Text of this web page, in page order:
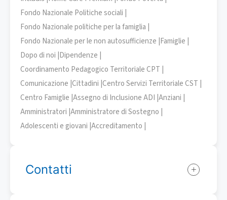
Fondo Nazionale Politiche sociali |
Fondo Nazionale politiche per la famiglia |
Fondo Nazionale per le non autosufficienze | Famiglie |
Dopo di noi | Dipendenze |
Coordinamento Pedagogico Territoriale CPT |
Comunicazione | Cittadini | Centro Servizi Territoriale CST |
Centro Famiglie | Assegno di Inclusione ADI | Anziani |
Amministratori | Amministratore di Sostegno |
Adolescenti e giovani | Accreditamento |
Contatti